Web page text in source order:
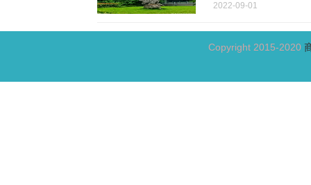
2022-09-01
Copyright 2015-2020